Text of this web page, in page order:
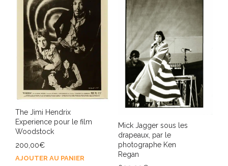
The Jimi Hendrix
Experience pour le film
Woodstock
200,00€
AJOUTER AU PANIER
Mick Jagger sous les
drapeaux, par le
photographe Ken
Regan